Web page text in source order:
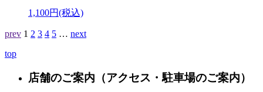
1,100円(税込)
prev 1 2 3 4 5 … next
top
店舗のご案内 （アクセス・駐車場のご案内）